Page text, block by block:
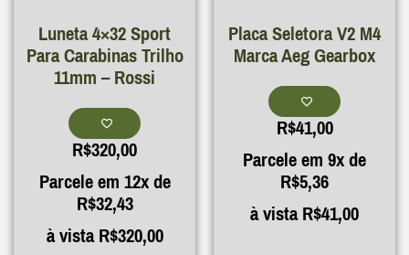
Luneta 4×32 Sport
Para Carabinas Trilho
11mm – Rossi
R$320,00
Parcele em 12x de
R$32,43
à vistaR$320,00
Placa Seletora V2 M4
Marca Aeg Gearbox
R$41,00
Parcele em 9x de
R$5,36
à vistaR$41,00